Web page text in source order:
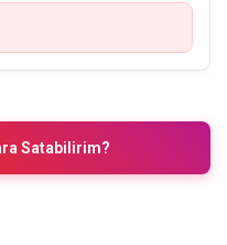
Satabilirim?